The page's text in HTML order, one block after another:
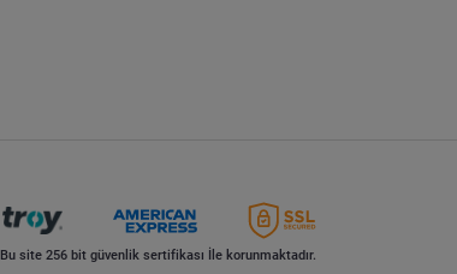
Bu site 256 bit güvenlik sertifikası İle korunmaktadır.